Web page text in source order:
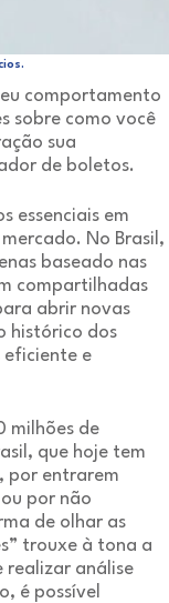
comportamento
sobre como você
sua
de boletos.
essenciais em
No Brasil,
baseado nas
compartilhadas
abrir novas
histórico dos
eficiente e
milhões de
que hoje tem
por entrarem
por não
de olhar as
trouxe à tona a
análise
é possível